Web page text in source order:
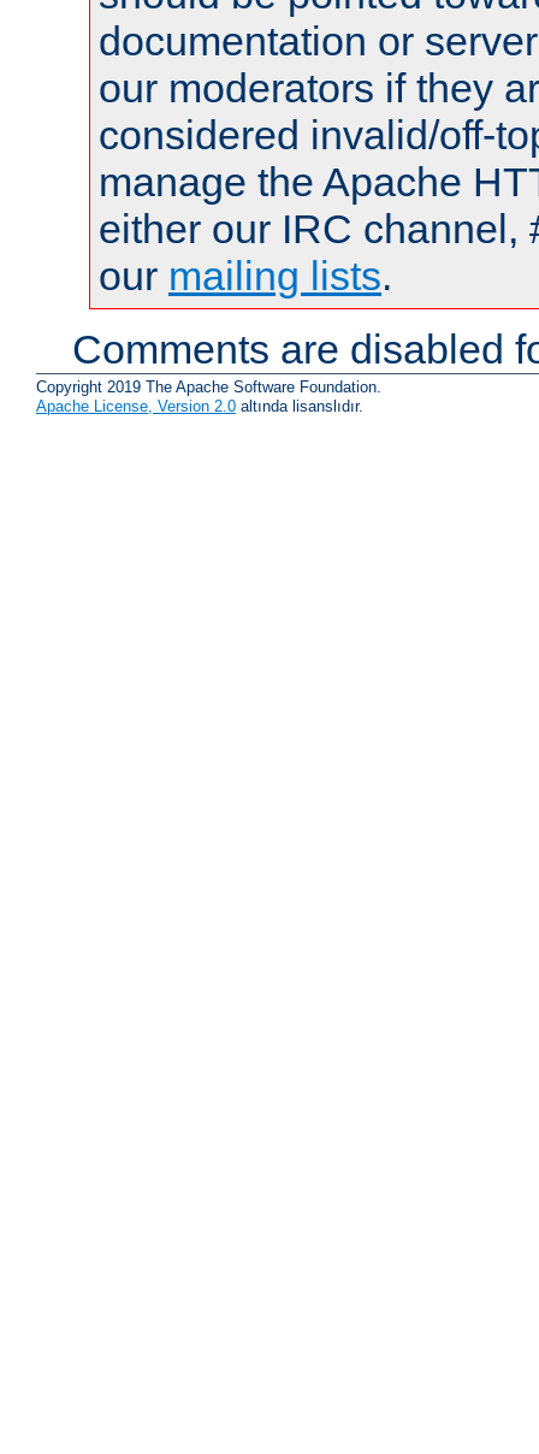
documentation or
our moderators if they
considered invalid/off-
manage the Apache
either our IRC channel,
our mailing lists.
Comments are disabled
Copyright 2019 The Apache Software Foundation.
Apache License, Version 2.0 altında lisanslıdır.